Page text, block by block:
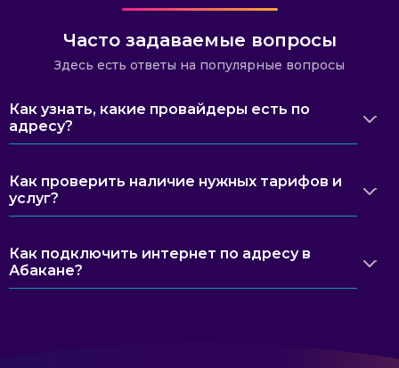
Часто задаваемые вопросы
Здесь есть ответы на популярные вопросы
Как узнать, какие провайдеры есть по
адресу?
Как проверить наличие нужных тарифов и
услуг?
Как подключить интернет по адресу в
Абакане?